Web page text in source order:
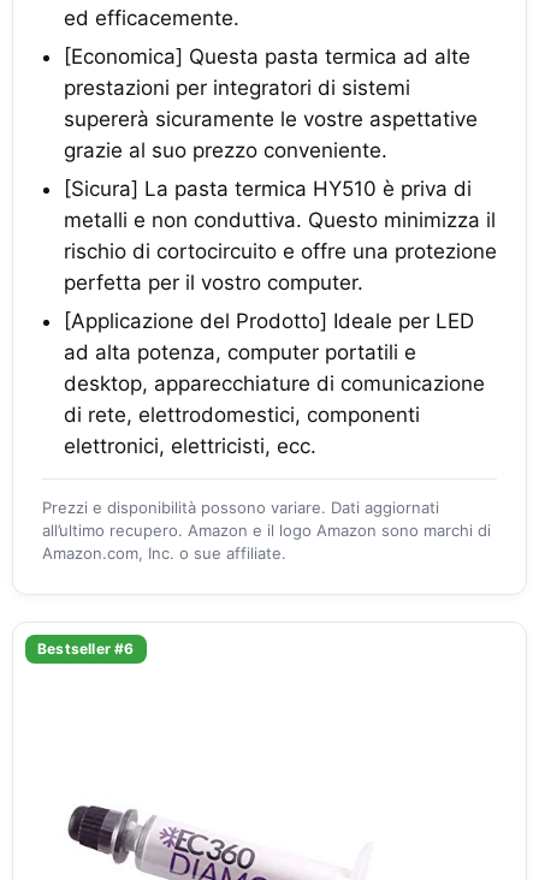
ed efficacemente.
[Economica] Questa pasta termica ad alte
prestazioni per integratori di sistemi
supererà sicuramente le vostre aspettative
grazie al suo prezzo conveniente.
[Sicura] La pasta termica HY510 è priva di
metalli e non conduttiva. Questo minimizza il
rischio di cortocircuito e offre una protezione
perfetta per il vostro computer.
[Applicazione del Prodotto] Ideale per LED
ad alta potenza, computer portatili e
desktop, apparecchiature di comunicazione
di rete, elettrodomestici, componenti
elettronici, elettricisti, ecc.
Prezzi e disponibilità possono variare. Dati aggiornati
all’ultimo recupero. Amazon e il logo Amazon sono marchi di
Amazon.com, Inc. o sue affiliate.
Bestseller #6